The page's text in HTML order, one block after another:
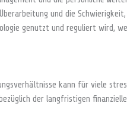
und die
genutzt und reguliert wird,
kann für viele
der langfristigen